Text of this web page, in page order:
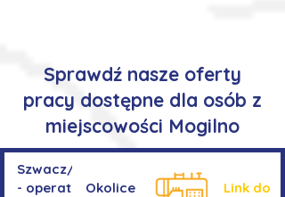
Sprawdź nasze oferty
pracy dostępne dla osób z
miejscowości Mogilno
Szwacz/Szwaczka
- operator Okolice
Link do